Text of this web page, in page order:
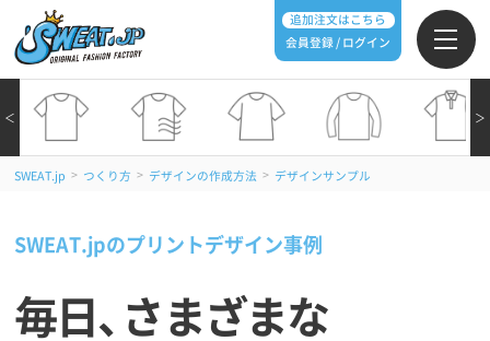
追加注文はこちら
会員登録 / ログイン
＞
＜
SWEAT.jp > つくり方 > デザインの作成方法 > デザインサンプル
SWEAT.jpのプリントデザイン事例
毎日 、 さまざまな